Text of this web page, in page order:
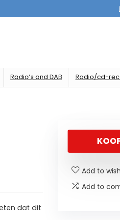
Radio’s and DAB Radio/cd-
dat dit
Add to
Add to